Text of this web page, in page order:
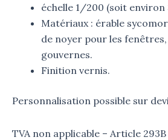
échelle 1/200 (soit environ
Matériaux : érable
de noyer pour les
gouvernes.
Finition vernis.
Personnalisation possible sur
TVA non applicable – Article 293B